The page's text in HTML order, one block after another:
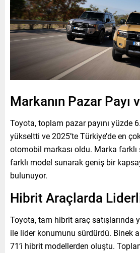
Markanın Pazar Payı
Toyota, toplam pazar payını yüzde
yükseltti ve 2025’te Türkiye’de en
otomobil markası oldu. Marka
farklı model sunarak geniş bir
bulunuyor.
Hibrit Araçlarda
Toyota, tam hibrit araç satışlarında
ile lider konumunu sürdürdü. Binek
71’i hibrit modellerden oluştu.